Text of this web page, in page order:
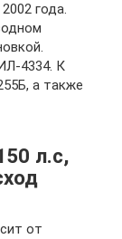
года.
4334. К
а также
л.с,
от